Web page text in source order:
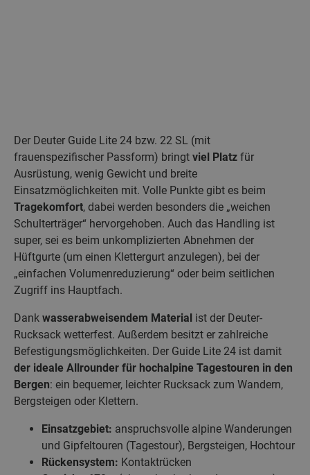
Der Deuter Guide Lite 24 bzw. 22 SL (mit
frauenspezifischer Passform) bringt viel Platz für
Ausrüstung, wenig Gewicht und breite
Einsatzmöglichkeiten mit. Volle Punkte gibt es beim
Tragekomfort, dabei werden besonders die „weichen
Schulterträger“ hervorgehoben. Auch das Handling ist
super, sei es beim unkomplizierten Abnehmen der
Hüftgurte (um einen Klettergurt anzulegen), bei der
„einfachen Volumenreduzierung“ oder beim seitlichen
Zugriff ins Hauptfach.
Dank wasserabweisendem Material ist der Deuter-
Rucksack wetterfest. Außerdem besitzt er zahlreiche
Befestigungsmöglichkeiten. Der Guide Lite 24 ist damit
der ideale Allrounder für hochalpine Tagestouren in den
Bergen: ein bequemer, leichter Rucksack zum Wandern,
Bergsteigen oder Klettern.
Einsatzgebiet: anspruchsvolle alpine Wanderungen
und Gipfeltouren (Tagestour), Bergsteigen, Hochtour
Rückensystem: Kontaktrücken